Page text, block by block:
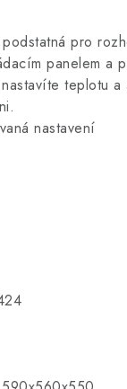
pro
panelem a
teplotu
nastavení